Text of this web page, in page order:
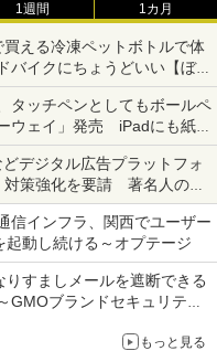
1週間 1カ月
える冷凍ペットボトルで体
バイクにちょうどいい【ぼっ
時間でなにしてる？】
タッチペンとしてもボールペ
ウェイ」発売 iPadにも紙に
デジタル広告プラットフォ
対策強化を要請 著名人の写
対策として
信インフラ、関西でユーザー
起動し続ける～オプテージ
すましメールを遮断できる
GMOブランドセキュリティ
もっと見る